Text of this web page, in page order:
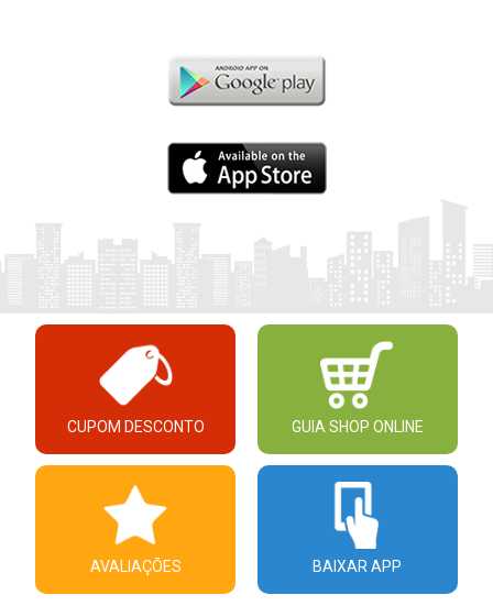
CUPOM DESCONTO GUIA SHOP ONLINE
AVALIAÇÕES BAIXAR APP